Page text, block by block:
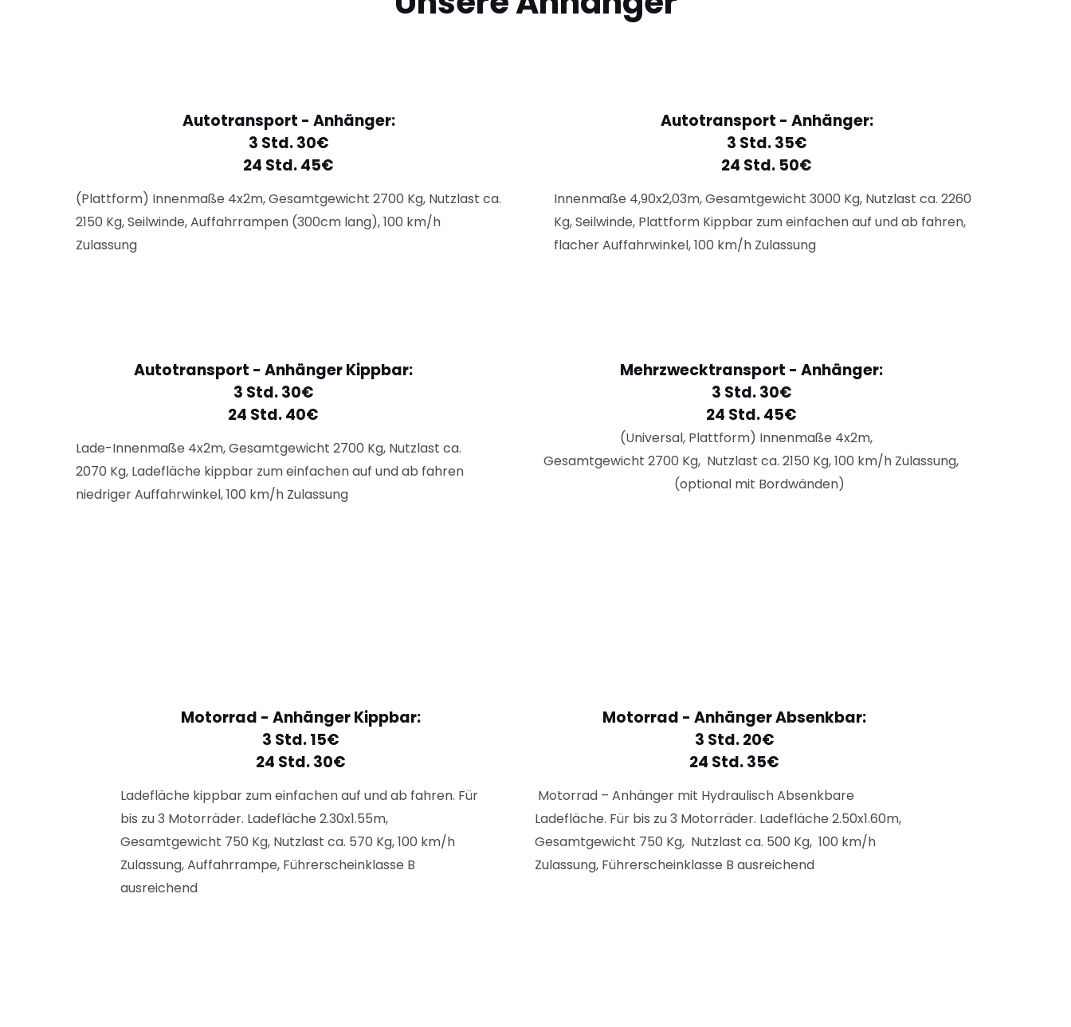
Autotransport - Anhänger:
3 Std. 30€
24 Std. 45€
(Plattform) Innenmaße 4x2m, Gesamtgewicht 2700 Kg, Nutzlast ca.
2150 Kg, Seilwinde, Auffahrrampen (300cm lang), 100 km/h
Zulassung
Autotransport - Anhänger:
3 Std. 35€
24 Std. 50€
Innenmaße 4,90x2,03m, Gesamtgewicht 3000 Kg, Nutzlast ca. 2260
Kg, Seilwinde, Plattform Kippbar zum einfachen auf und ab fahren,
flacher Auffahrwinkel, 100 km/h Zulassung
Autotransport - Anhänger Kippbar:
3 Std. 30€
24 Std. 40€
Lade-Innenmaße 4x2m, Gesamtgewicht 2700 Kg, Nutzlast ca.
2070 Kg, Ladefläche kippbar zum einfachen auf und ab fahren
niedriger Auffahrwinkel, 100 km/h Zulassung
Mehrzwecktransport - Anhänger:
3 Std. 30€
24 Std. 45€
(Universal, Plattform) Innenmaße 4x2m,
Gesamtgewicht 2700 Kg, Nutzlast ca. 2150 Kg, 100 km/h Zulassung,
(optional mit Bordwänden)
Motorrad - Anhänger Kippbar:
3 Std. 15€
24 Std. 30€
Ladefläche kippbar zum einfachen auf und ab fahren. Für
bis zu 3 Motorräder. Ladefläche 2.30x1.55m,
Gesamtgewicht 750 Kg, Nutzlast ca. 570 Kg, 100 km/h
Zulassung, Auffahrrampe, Führerscheinklasse B
ausreichend
Motorrad - Anhänger Absenkbar:
3 Std. 20€
24 Std. 35€
Motorrad – Anhänger mit Hydraulisch Absenkbare
Ladefläche. Für bis zu 3 Motorräder. Ladefläche 2.50x1.60m,
Gesamtgewicht 750 Kg, Nutzlast ca. 500 Kg, 100 km/h
Zulassung, Führerscheinklasse B ausreichend